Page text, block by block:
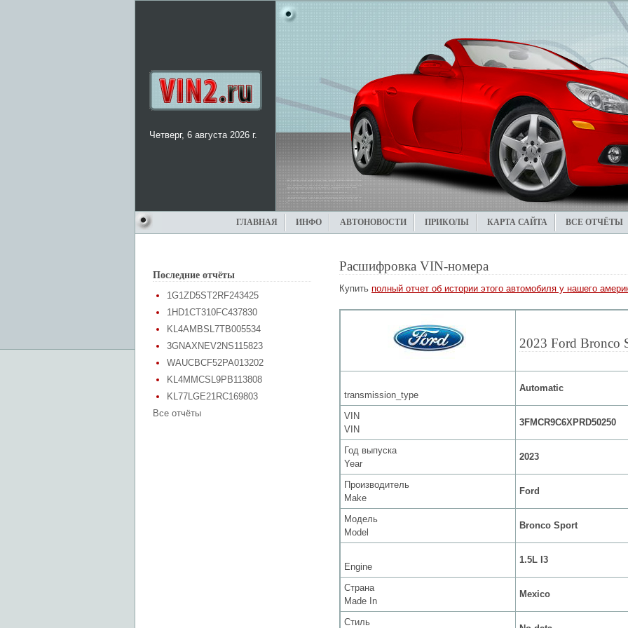
Четверг, 6 августа 2026 г.
ГЛАВНАЯ ИНФО АВТОНОВОСТИ ПРИКОЛЫ КАРТА САЙТА ВСЕ ОТЧЁТЫ
Последние отчёты
1G1ZD5ST2RF243425
1HD1CT310FC437830
KL4AMBSL7TB005534
3GNAXNEV2NS115823
WAUCBCF52PA013202
KL4MMCSL9PB113808
KL77LGE21RC169803
Все отчёты
Расшифровка VIN-номера
Купить полный отчет об истории этого автомобиля у нашего
2023 Ford Bronco
transmission_type
Automatic
VIN
VIN
3FMCR9C6XPRD50250
Год выпуска
Year
2023
Производитель
Make
Ford
Модель
Model
Bronco Sport
Engine
1.5L I3
Страна
Made In
Mexico
Стиль